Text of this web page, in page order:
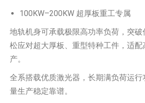
100KW–200KW 超厚板重工专属
地轨机身可承载极限高功率负荷，突
松应对超大厚板、重型特种工件，适配
产。
全系搭载优质激光器，长期满负荷运
量生产稳定靠谱。